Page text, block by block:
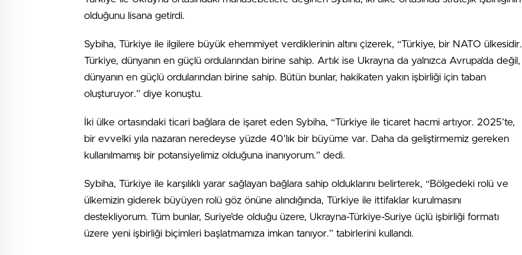
olduğunu lisana getirdi.
Sybiha, Türkiye ile ilgilere büyük ehemmiyet verdiklerinin altını çizerek, “Türkiye, bir NATO ülkesidir.
Türkiye, dünyanın en güçlü ordularından birine sahip. Artık ise Ukrayna da yalnızca Avrupa’da değil,
dünyanın en güçlü ordularından birine sahip. Bütün bunlar, hakikaten yakın işbirliği için taban
oluşturuyor.” diye konuştu.
İki ülke ortasındaki ticari bağlara de işaret eden Sybiha, “Türkiye ile ticaret hacmi artıyor. 2025’te,
bir evvelki yıla nazaran neredeyse yüzde 40’lık bir büyüme var. Daha da geliştirmemiz gereken
kullanılmamış bir potansiyelimiz olduğuna inanıyorum.” dedi.
Sybiha, Türkiye ile karşılıklı yarar sağlayan bağlara sahip olduklarını belirterek, “Bölgedeki rolü ve
ülkemizin giderek büyüyen rolü göz önüne alındığında, Türkiye ile ittifaklar kurulmasını
destekliyorum. Tüm bunlar, Suriye’de olduğu üzere, Ukrayna-Türkiye-Suriye üçlü işbirliği formatı
üzere yeni işbirliği biçimleri başlatmamıza imkan tanıyor.” tabirlerini kullandı.